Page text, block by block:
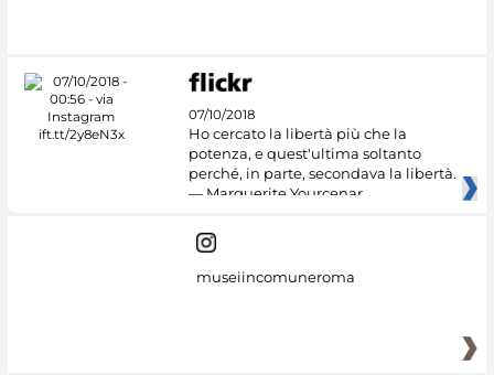
07/10/2018
Ho cercato la libertà più che la
potenza, e quest'ultima soltanto
perché, in parte, secondava la libertà.
— Marguerite Yourcenar
museiincomuneroma